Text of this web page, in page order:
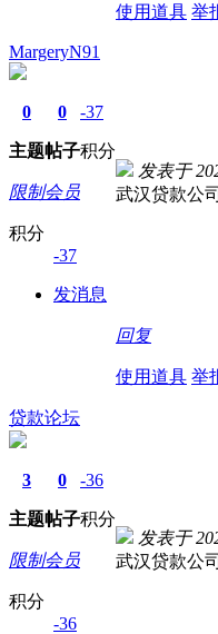
使用道具 举
MargeryN91
0
主题
0
帖子
-37
积分
限制会员
积分
-37
发消息
发表于
武汉贷款公
回复
使用道具 举
贷款论坛
3
主题
0
帖子
-36
积分
限制会员
积分
-36
发表于
武汉贷款公